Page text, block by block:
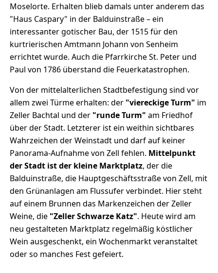
Moselorte. Erhalten blieb damals unter anderem das
"Haus Caspary" in der Balduinstraße – ein
interessanter gotischer Bau, der 1515 für den
kurtrierischen Amtmann Johann von Senheim
errichtet wurde. Auch die Pfarrkirche St. Peter und
Paul von 1786 überstand die Feuerkatastrophen.
Von der mittelalterlichen Stadtbefestigung sind vor
allem zwei Türme erhalten: der "viereckige Turm" im
Zeller Bachtal und der "runde Turm" am Friedhof
über der Stadt. Letzterer ist ein weithin sichtbares
Wahrzeichen der Weinstadt und darf auf keiner
Panorama-Aufnahme von Zell fehlen. Mittelpunkt
der Stadt ist der kleine Marktplatz, der die
Balduinstraße, die Hauptgeschäftsstraße von Zell, mit
den Grünanlagen am Flussufer verbindet. Hier steht
auf einem Brunnen das Markenzeichen der Zeller
Weine, die "Zeller Schwarze Katz". Heute wird am
neu gestalteten Marktplatz regelmäßig köstlicher
Wein ausgeschenkt, ein Wochenmarkt veranstaltet
oder so manches Fest gefeiert.